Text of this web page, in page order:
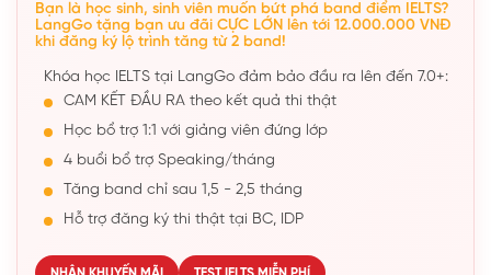
Bạn là học sinh, sinh viên muốn bứt phá band điểm IELTS?
LangGo tặng bạn ưu đãi CỰC LỚN lên tới 12.000.000 VNĐ
khi đăng ký lộ trình tăng từ 2 band!
Khóa học IELTS tại LangGo đảm bảo đầu ra lên đến 7.0+:
CAM KẾT ĐẦU RA theo kết quả thi thật
Học bổ trợ 1:1 với giảng viên đứng lớp
4 buổi bổ trợ Speaking/tháng
Tăng band chỉ sau 1,5 - 2,5 tháng
Hỗ trợ đăng ký thi thật tại BC, IDP